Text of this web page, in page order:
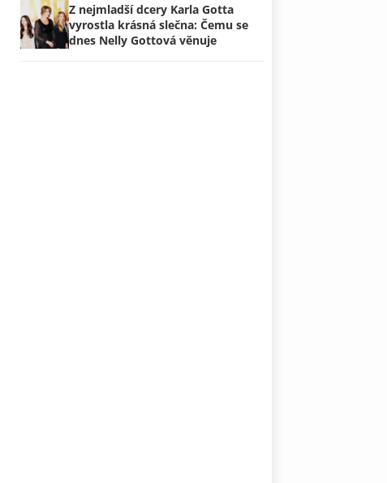
Z nejmladší dcery Karla Gotta
vyrostla krásná slečna: Čemu se
dnes Nelly Gottová věnuje